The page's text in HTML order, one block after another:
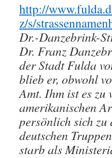
http://
z/s/
Dr.-Danzebrink-
Dr. Franz
der Stadt Fulda
blieb er, obwohl
Amt. Ihm ist es zu
amerikanischen
persönlich sich zu
deutschen
starb als